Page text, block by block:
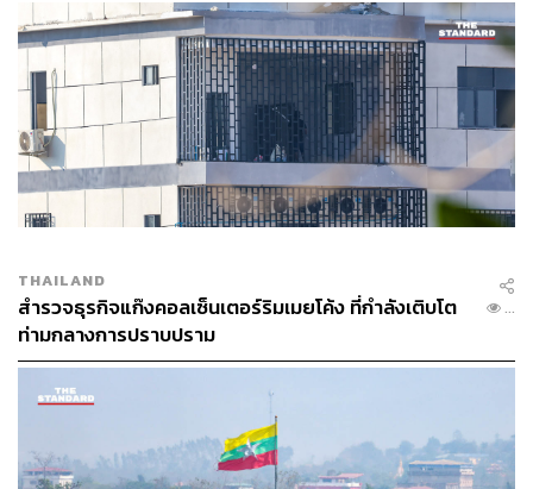
THAILAND
สำรวจธุรกิจแก๊งคอลเซ็นเตอร์ริมเมยโค้ง ที่กำลังเติบโต
ท่ามกลางการปราบปราม
...